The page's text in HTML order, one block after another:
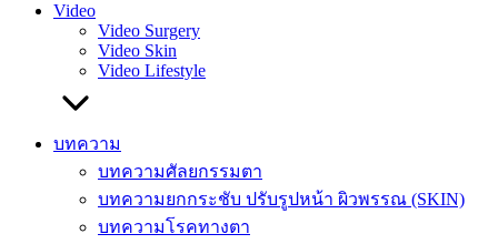
Video
Video Surgery
Video Skin
Video Lifestyle
บทความ
บทความศัลยกรรมตา
บทความยกกระชับ ปรับรูปหน้า ผิวพรรณ (SKIN)
บทความโรคทางตา